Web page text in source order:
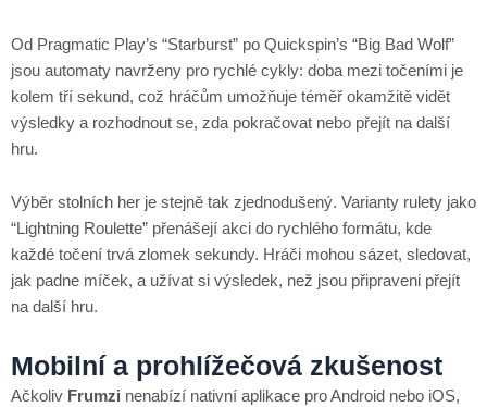
Od Pragmatic Play’s “Starburst” po Quickspin’s “Big Bad Wolf”
jsou automaty navrženy pro rychlé cykly: doba mezi točeními je
kolem tří sekund, což hráčům umožňuje téměř okamžitě vidět
výsledky a rozhodnout se, zda pokračovat nebo přejít na další
hru.
Výběr stolních her je stejně tak zjednodušený. Varianty rulety jako
“Lightning Roulette” přenášejí akci do rychlého formátu, kde
každé točení trvá zlomek sekundy. Hráči mohou sázet, sledovat,
jak padne míček, a užívat si výsledek, než jsou připraveni přejít
na další hru.
Mobilní a prohlížečová zkušenost
Ačkoliv Frumzi nenabízí nativní aplikace pro Android nebo iOS,